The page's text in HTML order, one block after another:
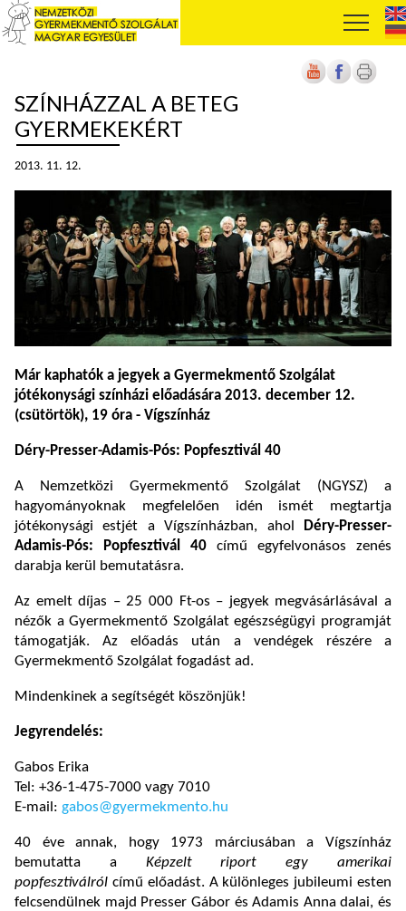
SZÍNHÁZZAL A BETEG
GYERMEKEKÉRT
2013. 11. 12.
Már kaphatók a jegyek a Gyermekmentő Szolgálat
jótékonysági színházi előadására 2013. december 12.
(csütörtök), 19 óra - Vígszínház
Déry-Presser-Adamis-Pós: Popfesztivál 40
A Nemzetközi Gyermekmentő Szolgálat (NGYSZ) a
hagyományoknak megfelelően idén ismét megtartja
jótékonysági estjét a Vígszínházban, ahol
Déry-Presser-
Adamis-Pós: Popfesztivál 40 című egyfelvonásos zenés
darabja kerül bemutatásra.
Az emelt díjas – 25 000 Ft-os – jegyek megvásárlásával a
nézők a Gyermekmentő Szolgálat egészségügyi programját
támogatják. Az előadás után a vendégek részére a
Gyermekmentő Szolgálat fogadást ad.
Mindenkinek a segítségét köszönjük!
Jegyrendelés:
Gabos Erika
Tel: +36-1-475-7000 vagy 7010
E-mail: gabos@gyermekmento.hu
40 éve annak, hogy 1973 márciusában a Vígszínház
bemutatta a Képzelt riport egy amerikai
popfesztiválról című előadást. A különleges jubileumi esten
felcsendülnek majd Presser Gábor és Adamis Anna dalai, és